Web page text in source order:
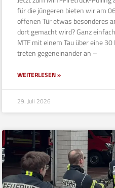
für die jüngeren bieten wir am
offenen Tür etwas besonderes
dort gemacht wird? Ganz
MTF mit einem Tau über eine
treten gegeneinander an –
WEITERLESEN »
29. Juli 2026